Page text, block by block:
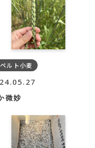
ルト小麦
微妙